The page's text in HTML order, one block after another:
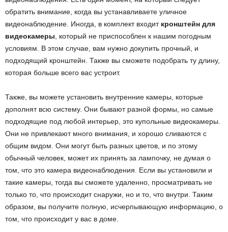
обратить внимание, когда вы устанавливаете уличное
видеонаблюдение. Иногда, в комплект входит кронштейн для
видеокамеры , который не приспособлен к нашим погодным
условиям. В этом случае, вам нужно докупить прочный, и
подходящий кронштейн. Также вы сможете подобрать ту длину,
которая больше всего вас устроит.
Также, вы можете установить внутренние камеры, которые
дополнят всю систему. Они бывают разной формы, но самые
подходящие под любой интерьер, это купольные видеокамеры.
Они не привлекают много внимания, и хорошо сливаются с
общим видом. Они могут быть разных цветов, и по этому
обычный человек, может их принять за лампочку, не думая о
том, что это камера видеонаблюдения. Если вы установили и
такие камеры, тогда вы сможете удаленно, просматривать не
только то, что происходит снаружи, но и то, что внутри. Таким
образом, вы получите полную, исчерпывающую информацию, о
том, что происходит у вас в доме.